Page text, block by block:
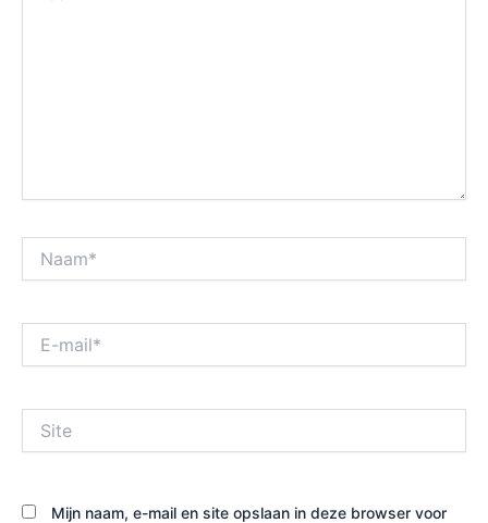
mail*
Mijn naam, e-mail en site opslaan in deze browser voor